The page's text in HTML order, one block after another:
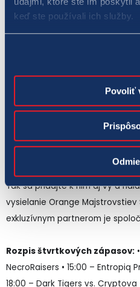
keď ste používali ich služby.
Povoliť
tešiť aj na podrobné analýzy
desk.
Turnaj potrvá 4 dni a vyvrcholí v
Hráči budú počas celého
voľné chvíľky medzi zápasmi
zóne v hoteli Vienna House
Tak sa pridajte k nim aj vy a
vysielanie Orange Majstrovstiev
exkluzívnym partnerom je
Rozpis štvrtkových zápasov:
NecroRaisers • 15:00 – Entropiq
18:00 – Dark Tigers vs. Cryptova